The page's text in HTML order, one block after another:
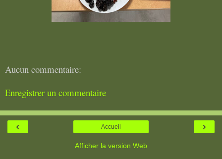
Aucun commentaire:
Enregistrer un commentaire
‹ ›
Accueil
Afficher la version Web